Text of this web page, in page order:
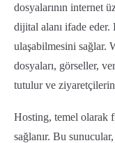
dosyalarının internet
dijital alanı ifade eder.
ulaşabilmesini sağlar.
dosyaları, görseller,
tutulur ve
Hosting, temel olarak
sağlanır. Bu